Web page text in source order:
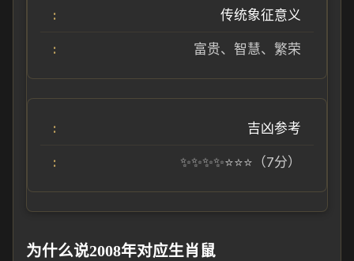
传统象征意义
富贵、智慧、繁荣
吉凶参考
✨✨✨✨⭐⭐⭐（7分）
为什么说2008年对应生肖鼠